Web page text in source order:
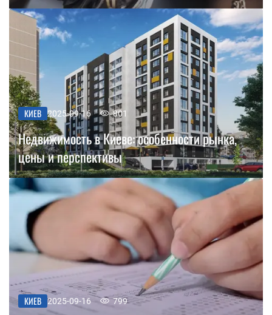
КИЕВ 2025-09-16 801
Недвижимость в Киеве: особенности рынка,
цены и перспективы
КИЕВ 2025-09-16 799